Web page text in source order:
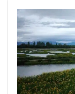
o
o
k
o
n